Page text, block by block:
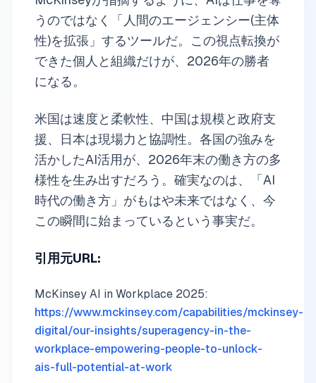
うのではなく「人間のエージェンシー(主体
性)を拡張」するツールだ。この視点転換が
できた個人と組織だけが、2026年の勝者
になる。
米国は速度と柔軟性、中国は規模と政府支
援、日本は現場力と協調性。各国の強みを
活かしたAI活用が、2026年末の働き方の多
様性を生み出すだろう。確実なのは、「AI
時代の働き方」がもはや未来ではなく、今
この瞬間に始まっているという事実だ。
引用元URL:
McKinsey AI in Workplace 2025:
https://www.mckinsey.com/capabilities/mckinsey-
digital/our-insights/superagency-in-the-
workplace-empowering-people-to-unlock-
ais-full-potential-at-work